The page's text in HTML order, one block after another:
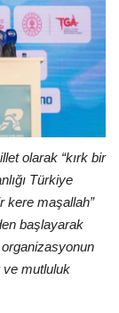
olarak “kırk bir
Türkiye
kere maşallah”
başlayarak
ve mutluluk